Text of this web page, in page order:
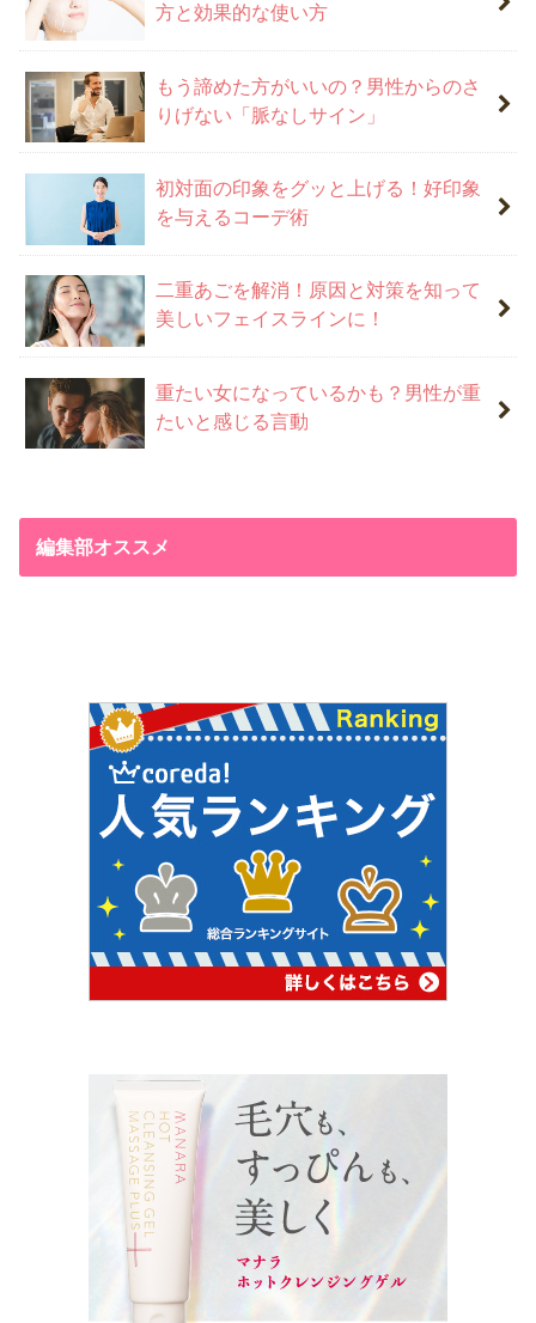
方と効果的な使い方
もう諦めた方がいいの？男性からのさ
りげない「脈なしサイン」
初対面の印象をグッと上げる！好印象
を与えるコーデ術
二重あごを解消！原因と対策を知って
美しいフェイスラインに！
重たい女になっているかも？男性が重
たいと感じる言動
編集部オススメ